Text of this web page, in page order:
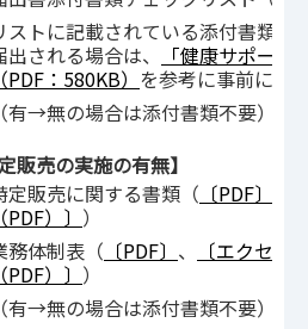
ストに記載されている添付書類
出される場合は、
「健康サポー
（PDF：580KB） を参考に事前にご
（有→無の場合は添付書類不要）
定販売の実施の有無】
定販売に関する書類（ 〔PDF〕
（PDF）〕 ）
務体制表（ 〔PDF〕 、
〔エクセル
（PDF）〕 ）
（有→無の場合は添付書類不要）